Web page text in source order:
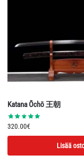
Katana Ōchō 王朝
320.00€
Lisää